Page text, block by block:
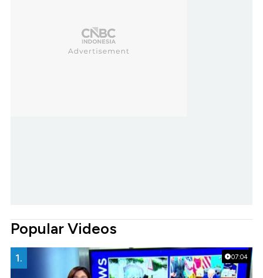
Popular Videos
07:04
1.